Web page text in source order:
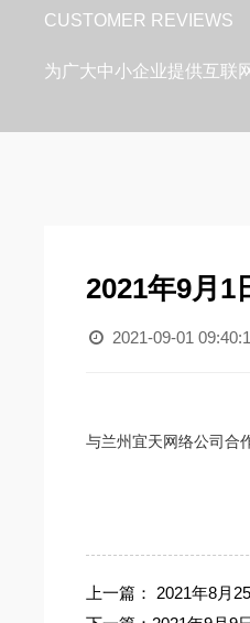
CUSTOMER REVIEWS
为广大中小企业提供互联
2021年9月1
2021-09-01
与兰州宜天网络公司合
上一篇：
2021年8月